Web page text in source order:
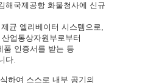
해국제공항 화물청사에 신규
제균 엘리베이터 시스템으로,
산업통상자원부로부터
품 인증서를 받는 등
다.
하여 스스로 내부 공기의